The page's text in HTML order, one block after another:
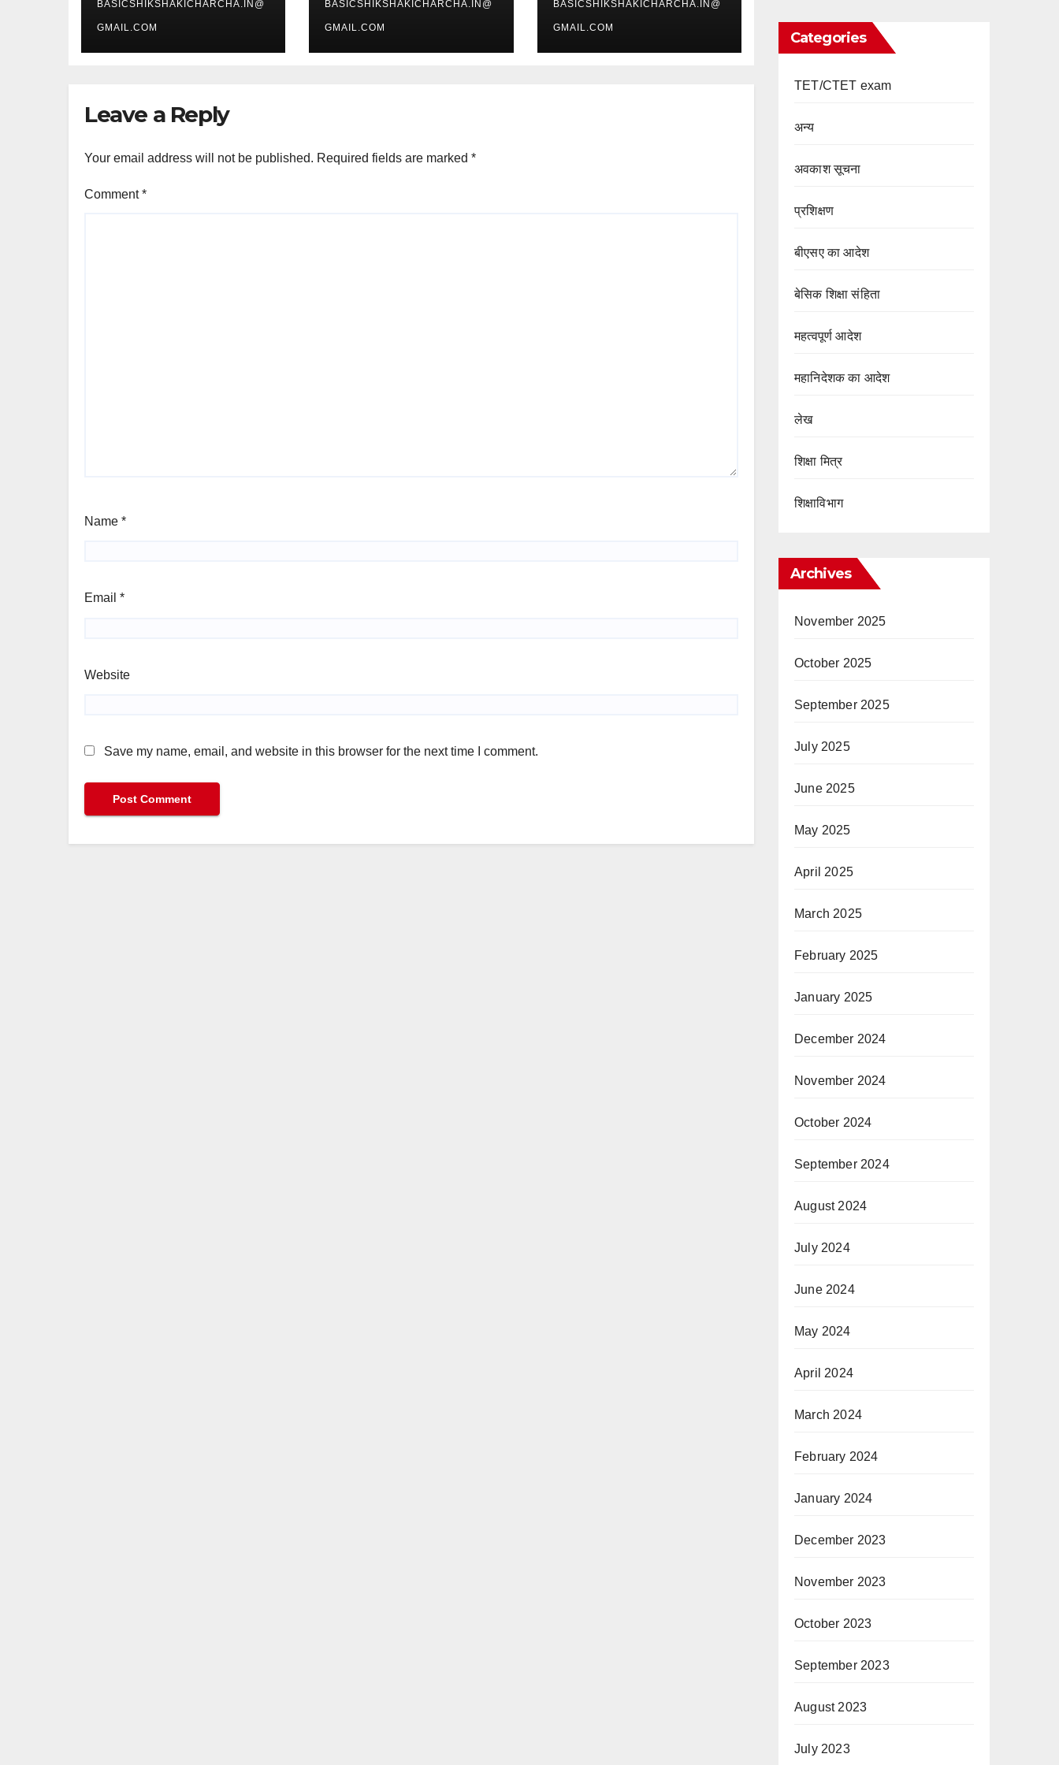
BASICSHIKSHAKICHARCHA.IN@
GMAIL.COM
BASICSHIKSHAKICHARCHA.IN@
GMAIL.COM
BASICSHIKSHAKICHARCHA.IN@
GMAIL.COM
Leave a Reply
Your email address will not be published. Required fields are marked *
Comment*
Name *
Email *
Website
Save my name, email, and website in this browser for the next time I comment.
Categories
TET/CTET exam
अन्य
अवकाश सूचना
प्रशिक्षण
बीएसए का आदेश
बेसिक शिक्षा संहिता
महत्वपूर्ण आदेश
महानिदेशक का आदेश
लेख
शिक्षा मित्र
शिक्षाविभाग
Archives
November 2025
October 2025
September 2025
July 2025
June 2025
May 2025
April 2025
March 2025
February 2025
January 2025
December 2024
November 2024
October 2024
September 2024
August 2024
July 2024
June 2024
May 2024
April 2024
March 2024
February 2024
January 2024
December 2023
November 2023
October 2023
September 2023
August 2023
July 2023